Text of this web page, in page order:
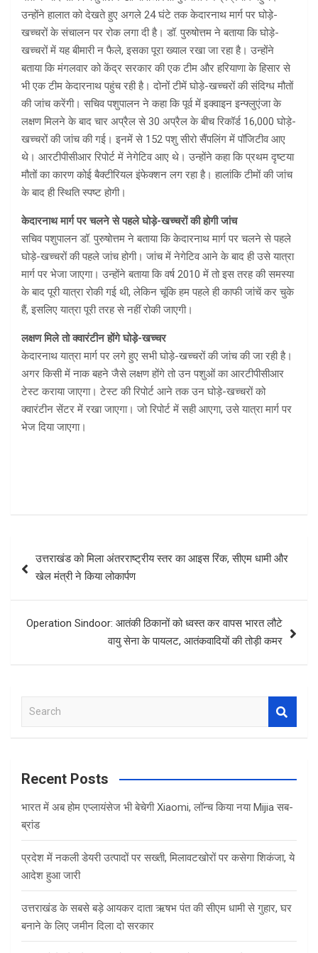
उन्होंने हालात को देखते हुए अगले 24 घंटे तक केदारनाथ मार्ग पर घोड़े-
खच्चरों के संचालन पर रोक लगा दी है। डॉ. पुरुषोत्तम ने बताया कि घोड़े-
खच्चरों में यह बीमारी न फैले, इसका पूरा ख्याल रखा जा रहा है। उन्होंने
बताया कि मंगलवार को केंद्र सरकार की एक टीम और हरियाणा के हिसार से
भी एक टीम केदारनाथ पहुंच रही है। दोनों टीमें घोड़े-खच्चरों की संदिग्ध मौतों
की जांच करेंगी। सचिव पशुपालन ने कहा कि पूर्व में इक्वाइन इन्फ्लुएंजा के
लक्षण मिलने के बाद चार अप्रैल से 30 अप्रैल के बीच रिकॉर्ड 16,000 घोड़े-
खच्चरों की जांच की गई। इनमें से 152 पशु सीरो सैंपलिंग में पॉजिटीव आए
थे। आरटीपीसीआर रिपोर्ट में नेगेटिव आए थे। उन्होंने कहा कि प्रथम दृष्टया
मौतों का कारण कोई बैक्टीरियल इंफेक्शन लग रहा है। हालांकि टीमों की जांच
के बाद ही स्थिति स्पष्ट होगी।
केदारनाथ मार्ग पर चलने से पहले घोड़े-खच्चरों की होगी जांच
सचिव पशुपालन डॉ. पुरुषोत्तम ने बताया कि केदारनाथ मार्ग पर चलने से पहले
घोड़े-खच्चरों की पहले जांच होगी। जांच में नेगेटिव आने के बाद ही उसे यात्रा
मार्ग पर भेजा जाएगा। उन्होंने बताया कि वर्ष 2010 में तो इस तरह की समस्या
के बाद पूरी यात्रा रोकी गई थी, लेकिन चूंकि हम पहले ही काफी जांचें कर चुके
हैं, इसलिए यात्रा पूरी तरह से नहीं रोकी जाएगी।
लक्षण मिले तो क्वारंटीन होंगे घोड़े-खच्चर
केदारनाथ यात्रा मार्ग पर लगे हुए सभी घोड़े-खच्चरों की जांच की जा रही है।
अगर किसी में नाक बहने जैसे लक्षण होंगे तो उन पशुओं का आरटीपीसीआर
टेस्ट कराया जाएगा। टेस्ट की रिपोर्ट आने तक उन घोड़े-खच्चरों को
क्वारंटीन सेंटर में रखा जाएगा। जो रिपोर्ट में सही आएगा, उसे यात्रा मार्ग पर
भेज दिया जाएगा।
navigation
उत्तराखंड को मिला अंतरराष्ट्रीय स्तर का आइस रिंक, सीएम धामी और
खेल मंत्री ने किया लोकार्पण
Operation Sindoor: आतंकी ठिकानों को ध्वस्त कर वापस भारत लौटे
वायु सेना के पायलट, आतंकवादियों की तोड़ी कमर
a
c
Recent Posts
भारत में अब होम एप्लायंसेज भी बेचेगी Xiaomi, लॉन्च किया नया Mijia सब-
ब्रांड
प्रदेश में नकली डेयरी उत्पादों पर सख्ती, मिलावटखोरों पर कसेगा शिकंजा, ये
आदेश हुआ जारी
उत्तराखंड के सबसे बड़े आयकर दाता ऋषभ पंत की सीएम धामी से गुहार, घर
बनाने के लिए जमीन दिला दो सरकार